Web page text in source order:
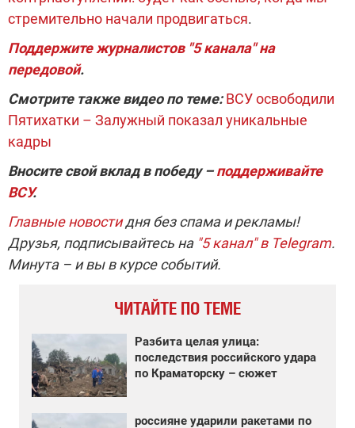
стремительно начали продвигаться.
Поддержите журналистов "5 канала" на
передовой.
Смотрите также видео по теме: ВСУ освободили
Пятихатки – Залужный показал уникальные
кадры
Вносите свой вклад в победу –поддерживайте
ВСУ.
Главные новостидня без спама и рекламы!
Друзья, подписывайтесь на "5 канал" в Telegram.
Минута – и вы в курсе событий.
ЧИТАЙТЕ ПО ТЕМЕ
Разбита целая улица:
последствия российского удара
по Краматорску – сюжет
россияне ударили ракетами по